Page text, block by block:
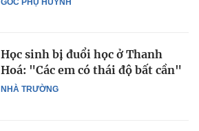
NHÀ TRƯỜNG
Học sinh bị đuổi học ở Thanh
Hoá: "Các em có thái độ bất cần"